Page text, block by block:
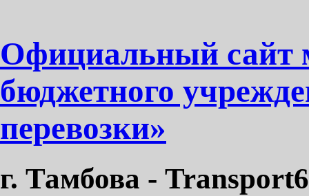
Официальный сайт
бюджетного
перевозки»
г. Тамбова -